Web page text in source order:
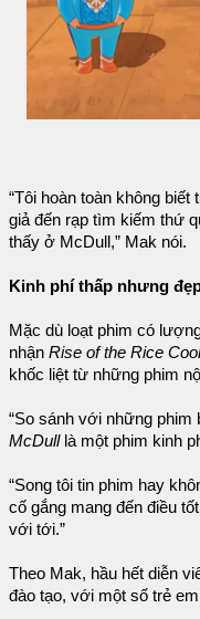
“Tôi hoàn toàn không
giả đến rạp tìm kiếm thứ
thấy ở McDull,” Mak nói.
Kinh phí thấp nhưng
Mặc dù loạt phim có
nhận Rise of the Rice
khốc liệt từ những phim
“So sánh với những phim
McDulllà một phim kinh
“Song tôi tin phim hay
cố gắng mang đến điều
với tới.”
Theo Mak, hầu hết diễn
đào tạo, với một số trẻ